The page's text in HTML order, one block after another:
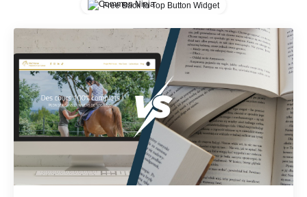
Free Back to Top Button Widget